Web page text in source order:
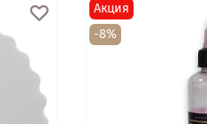
Акция
-8%